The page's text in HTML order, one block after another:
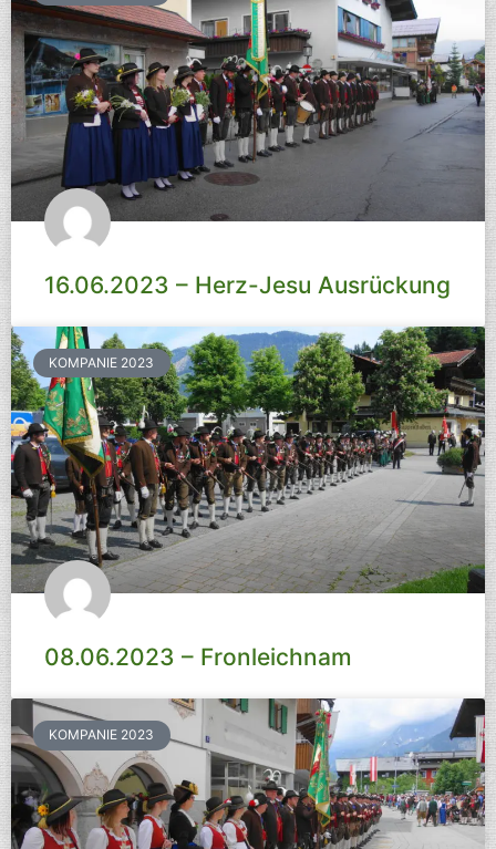
16.06.2023 – Herz-Jesu Ausrückung
KOMPANIE 2023
08.06.2023 – Fronleichnam
KOMPANIE 2023